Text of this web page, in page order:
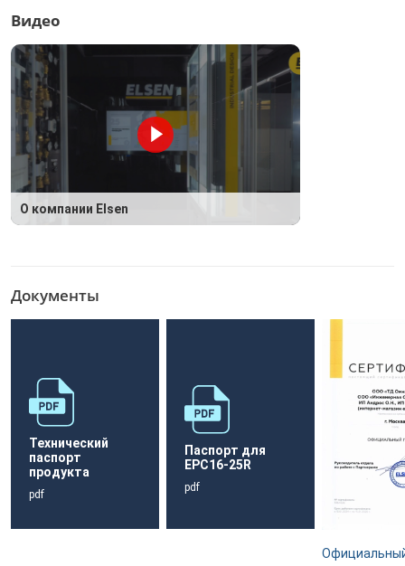
Видео
О компании Elsen
Документы
Технический
паспорт
продукта
pdf
Паспорт для
EPC16-25R
pdf